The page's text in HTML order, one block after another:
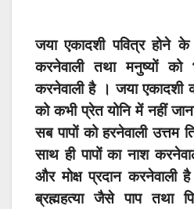
जया एकादशी पवित्र होने
करनेवाली तथा मनुष्यों को
करनेवाली है । जया एकादशी
को कभी प्रेत योनि में नहीं
सब पापों को हरनेवाली उत्तम
साथ ही पापों का नाश
और मोक्ष प्रदान करनेवाली
ब्रह्महत्या जैसे पाप तथा